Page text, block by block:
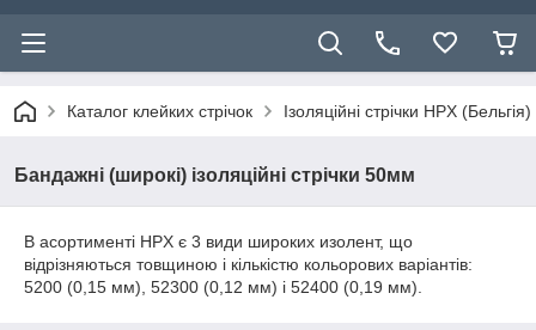
Каталог клейких стрічок Ізоляційні стрічки HPX (Бельгія)
Бандажні (широкі) ізоляційні стрічки 50мм
В асортименті HPX є 3 види широких изолент, що
відрізняються товщиною і кількістю кольорових варіантів:
5200 (0,15 мм), 52300 (0,12 мм) і 52400 (0,19 мм).